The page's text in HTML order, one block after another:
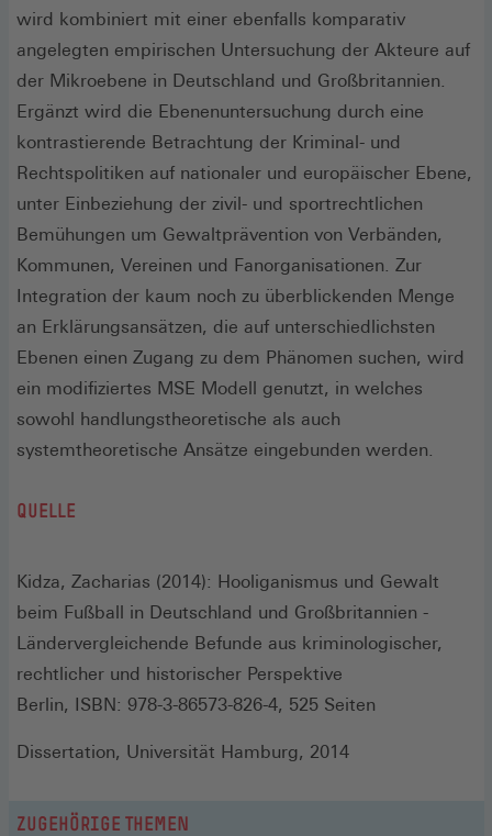
wird kombiniert mit einer ebenfalls komparativ
angelegten empirischen Untersuchung der Akteure auf
der Mikroebene in Deutschland und Großbritannien.
Ergänzt wird die Ebenenuntersuchung durch eine
kontrastierende Betrachtung der Kriminal- und
Rechtspolitiken auf nationaler und europäischer Ebene,
unter Einbeziehung der zivil- und sportrechtlichen
Bemühungen um Gewaltprävention von Verbänden,
Kommunen, Vereinen und Fanorganisationen. Zur
Integration der kaum noch zu überblickenden Menge
an Erklärungsansätzen, die auf unterschiedlichsten
Ebenen einen Zugang zu dem Phänomen suchen, wird
ein modifiziertes MSE Modell genutzt, in welches
sowohl handlungstheoretische als auch
systemtheoretische Ansätze eingebunden werden.
QUELLE
Kidza, Zacharias (2014): Hooliganismus und Gewalt
beim Fußball in Deutschland und Großbritannien -
Ländervergleichende Befunde aus kriminologischer,
rechtlicher und historischer Perspektive
Berlin, ISBN: 978-3-86573-826-4, 525 Seiten
Dissertation, Universität Hamburg, 2014
ZUGEHÖRIGE THEMEN